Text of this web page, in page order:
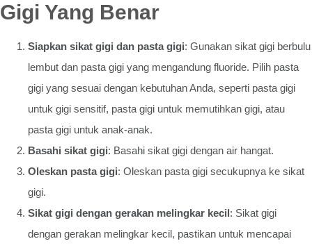
Gigi Yang Benar
Siapkan sikat gigi dan pasta gigi: Gunakan sikat gigi berbulu
lembut dan pasta gigi yang mengandung fluoride. Pilih pasta
gigi yang sesuai dengan kebutuhan Anda, seperti pasta gigi
untuk gigi sensitif, pasta gigi untuk memutihkan gigi, atau
pasta gigi untuk anak-anak.
Basahi sikat gigi: Basahi sikat gigi dengan air hangat.
Oleskan pasta gigi: Oleskan pasta gigi secukupnya ke sikat
gigi.
Sikat gigi dengan gerakan melingkar kecil: Sikat gigi
dengan gerakan melingkar kecil, pastikan untuk mencapai